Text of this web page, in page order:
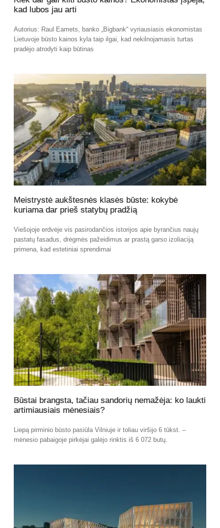
kad lubos jau arti
Autorius: Raul Eamets, banko „Bigbank“ vyriausiasis ekonomistas
Lietuvoje būsto kainos kyla taip ilgai, kad nekilnojamasis turtas
pradėjo atrodyti kaip būtinas
Meistrystė aukštesnės klasės būste: kokybė
kuriama dar prieš statybų pradžią
Viešojoje erdvėje vis pasirodančios istorijos apie byrančius naujų
pastatų fasadus, drėgmės pažeidimus ar prastą garso izoliaciją
primena, kad estetiniai sprendimai
Būstai brangsta, tačiau sandorių nemažėja: ko laukti
artimiausiais mėnesiais?
Liepą pirminio būsto pasiūla Vilniuje ir toliau viršijo 6 tūkst. –
mėnesio pabaigoje pirkėjai galėjo rinktis iš 6 072 butų.